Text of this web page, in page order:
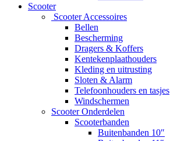
Scooter
Scooter Accessoires
Bellen
Bescherming
Dragers & Koffers
Kentekenplaathouders
Kleding en uitrusting
Sloten & Alarm
Telefoonhouders en tasjes
Windschermen
Scooter Onderdelen
Scooterbanden
Buitenbanden 10″